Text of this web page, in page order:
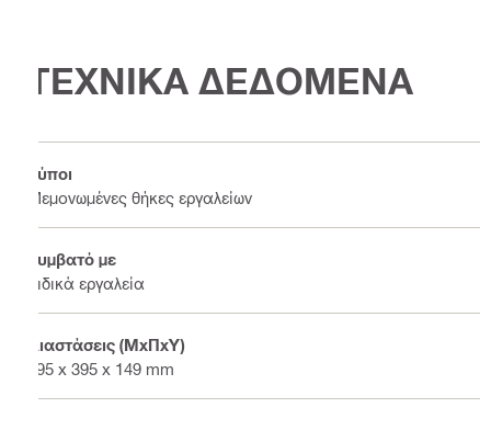
ΤΕΧΝΙΚΑ ΔΕΔΟΜΕΝΑ
Τύποι
Μεμονωμένες θήκες εργαλείων
Συμβατό με
Ειδικά εργαλεία
Διαστάσεις (ΜxΠxΥ)
495 x 395 x 149 mm